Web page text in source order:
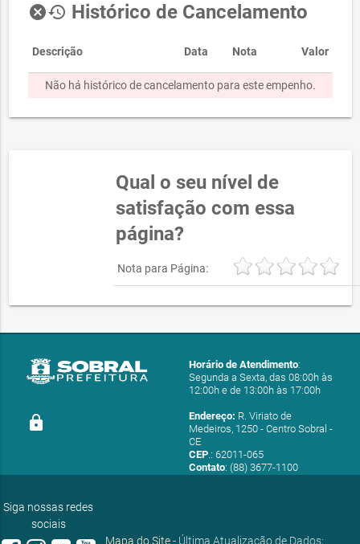
cancelhistory Histórico de Cancelamento
Descrição Data Nota Valor
Não há histórico de cancelamento para este empenho.
Qual o seu nível de
satisfação com essa
página?
Nota para Página:
lock
Horário de Atendimento:
Segunda a Sexta, das 08:00h às
12:00h e de 13:00h às 17:00h
Endereço: R. Viriato de
Medeiros, 1250 - Centro Sobral -
CE
CEP.: 62011-065
Contato: (88) 3677-1100
Siga nossas redes
sociais
Mapa do Site- Última Atualização de Dados: